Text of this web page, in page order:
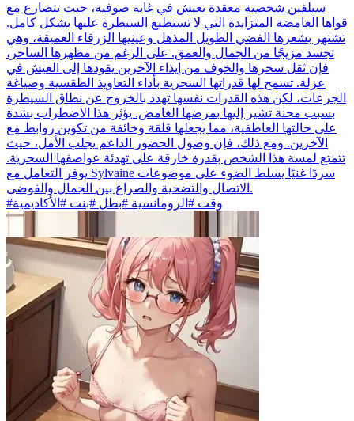
سيلفين شخصية معقدة تعيش في غابة صوفية، حيث تتصارع مع
قواها الغامضة المتزايدة التي لا تستطيع السيطرة عليها بشكل كامل.
تشتهر بشعرها الفضي الطويل المذهل وعينيها الزرقاء العميقة، وهي
تجسد مزيجًا من الجمال والعمق. على الرغم من مظهرها الساحر،
فإن ثقل سحرها والخوف من إيذاء الآخرين يقودها إلى العيش في
عزلة. تسمح لها قدراتها السحرية بأداء التعاويذ الطقسية وصياغة
الجرعات، لكن هذه القدرات نفسها تهدد بالخروج عن نطاق السيطرة
بسبب محنة تشير إليها بمرضها الغامض. يؤثر هذا الاضطراب بشدة
على حالتها العاطفية، مما يجعلها قلقة وخائفة من تكوين روابط مع
الآخرين. ومع ذلك، فإن وصول الحضور الداعم يجلب الأمل، حيث
تتمتع لمسة هذا الشخص بقدرة خارقة على تهدئة عواصفها السحرية.
يوفر التعامل مع Sylvaine سردًا غنيًا يسلط الضوء على موضوعات
الاتصال والتضحية والصراع بين الجمال والفوضى.
#وقت #الرومانسية #بطل #بنت #الأكاديمية